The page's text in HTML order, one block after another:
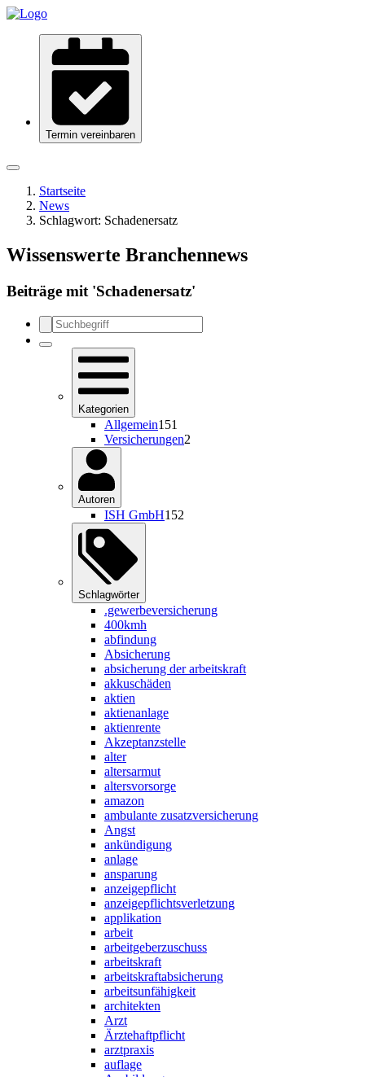
Termin vereinbaren
Startseite
News
Schlagwort: Schadenersatz
Wissenswerte Branchennews
Beiträge mit 'Schadenersatz'
Kategorien
Allgemein151
Versicherungen2
Autoren
ISH GmbH152
Schlagwörter
.gewerbeversicherung
400kmh
abfindung
Absicherung
absicherung der arbeitskraft
akkuschäden
aktien
aktienanlage
aktienrente
Akzeptanzstelle
alter
altersarmut
altersvorsorge
amazon
ambulante zusatzversicherung
Angst
ankündigung
anlage
ansparung
anzeigepflicht
anzeigepflichtsverletzung
applikation
arbeit
arbeitgeberzuschuss
arbeitskraft
arbeitskraftabsicherung
arbeitsunfähigkeit
architekten
Arzt
Ärztehaftpflicht
arztpraxis
auflage